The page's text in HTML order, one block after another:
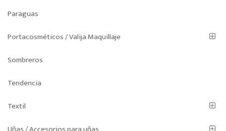
Paraguas
Portacosméticos / Valija Maquillaje
Sombreros
Tendencia
Textil